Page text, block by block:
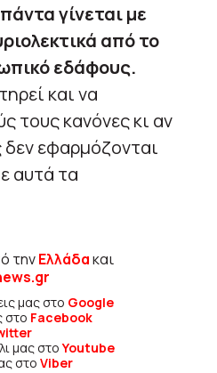
γίνεται με
από το
εδάφους.
και να
τους κανόνες κι αν
δεν εφαρμόζονται
αυτά τα
τηνΕλλάδακαι
μας στο Google
στο Facebook
μας στοYoutube
στο Viber